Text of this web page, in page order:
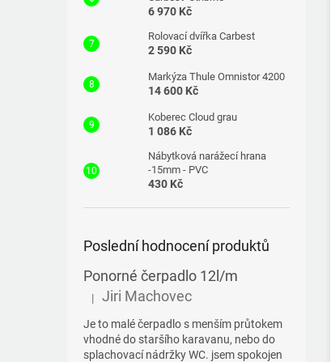
6 970 Kč
Rolovací dvířka Carbest
2 590 Kč
Markýza Thule Omnistor 4200
14 600 Kč
Koberec Cloud grau
1 086 Kč
Nábytková narážecí hrana
-15mm - PVC
430 Kč
Poslední hodnocení produktů
Ponorné čerpadlo 12l/m
Hodnocení produktu je 5 z 5 hvězdiček.
| Jiri Machovec
Je to malé čerpadlo s menším průtokem
vhodné do staršího karavanu, nebo do
splachovací nádržky WC. jsem spokojen